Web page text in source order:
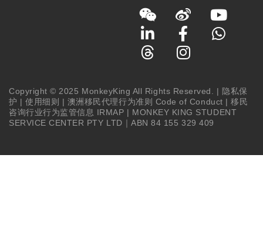
Copyright © 2025 MonkeyKing All Rights Reserved. | 隐私保
护 |使用细则 | 澳洲移民代理行为准则 Code of Conduct |移民
咨询行业行为监管信息 IRMAP | MONKEY KING STUDENT
SERVICE CENTER PTY LTD｜ABN 84 155 329 409